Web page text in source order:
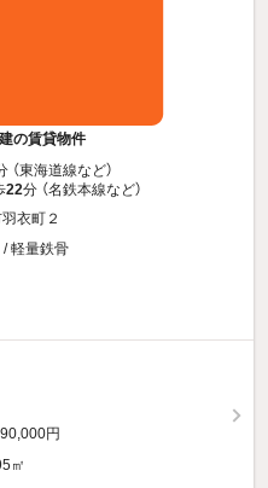
の賃貸物件
（東海道線など）
22分 （名鉄本線など）
衣町２
軽量鉄骨
円
㎡